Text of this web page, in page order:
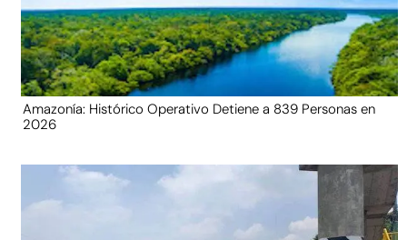
Amazonía: Histórico Operativo Detiene a 839 Personas en
2026